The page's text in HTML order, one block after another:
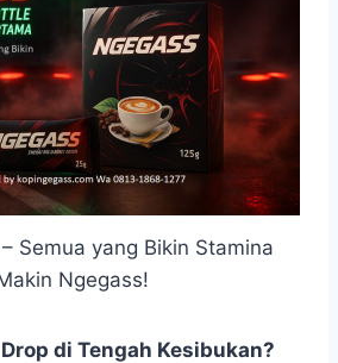
Semua yang Bikin Stamina
Ngegass!
di Tengah Kesibukan?